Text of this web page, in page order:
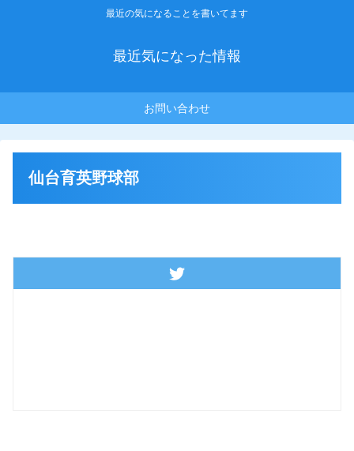
最近の気になることを書いてます
最近気になった情報
お問い合わせ
仙台育英野球部